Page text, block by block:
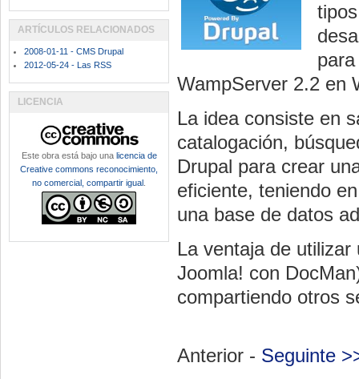
WampServer 2.2 en
La idea consiste en
catalogación,
Drupal para crear
eficiente, teniendo
una base de datos
La ventaja de
Joomla! con
compartiendo otros
Anterior - Seguinte
ARTÍCULOS RELACIONADOS
2008-01-11 - CMS Drupal
2012-05-24 - Las RSS
LICENCIA
Este obra está bajo una licencia de
Creative commons reconocimiento,
no comercial, compartir igual